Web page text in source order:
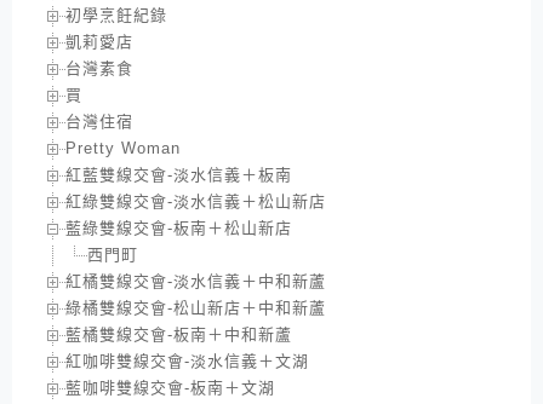
初學烹飪紀錄
凱莉愛店
台灣素食
買
台灣住宿
Pretty Woman
紅藍雙線交會-淡水信義＋板南
紅綠雙線交會-淡水信義＋松山新店
藍綠雙線交會-板南＋松山新店
西門町
紅橘雙線交會-淡水信義＋中和新蘆
綠橘雙線交會-松山新店＋中和新蘆
藍橘雙線交會-板南＋中和新蘆
紅咖啡雙線交會-淡水信義＋文湖
藍咖啡雙線交會-板南＋文湖